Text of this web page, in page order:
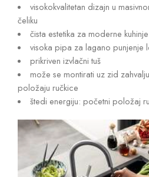
visokokvalitetan dizajn u
čeliku
čista estetika za moderne kuhinje
visoka pipa za lagano punjenje
prikriven izvlačni tuš
može se montirati uz zid
položaju ručkice
štedi energiju: početni položaj